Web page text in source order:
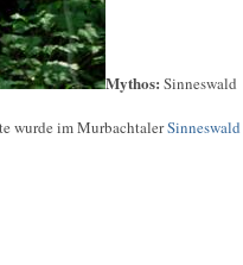
Mythos: Sinneswald
wurde im MurbachtalerSinneswald